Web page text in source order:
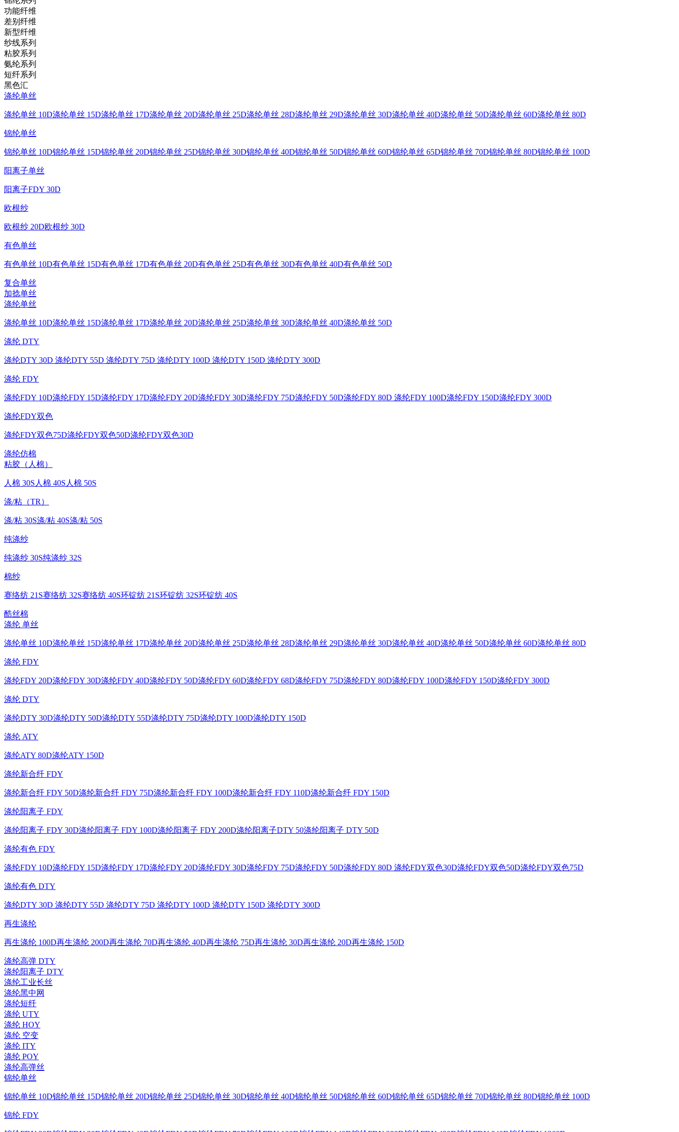
功能纤维
差别纤维
新型纤维
纱线系列
粘胶系列
氨纶系列
短纤系列
黑色汇
涤纶单丝
涤纶单丝 10D涤纶单丝 15D涤纶单丝 17D涤纶单丝 20D涤纶单丝 25D涤纶单丝 28D涤纶单丝 29D涤纶单丝 30D涤纶单丝 40D涤纶单丝 50D涤纶单丝 60D涤纶单丝 80D
锦纶单丝
锦纶单丝 10D锦纶单丝 15D锦纶单丝 20D锦纶单丝 25D锦纶单丝 30D锦纶单丝 40D锦纶单丝 50D锦纶单丝 60D锦纶单丝 65D锦纶单丝 70D锦纶单丝 80D锦纶单丝 100D
阳离子单丝
阳离子FDY 30D
欧根纱
欧根纱 20D欧根纱 30D
有色单丝
有色单丝 10D有色单丝 15D有色单丝 17D有色单丝 20D有色单丝 25D有色单丝 30D有色单丝 40D有色单丝 50D
复合单丝
加捻单丝
涤纶单丝
涤纶单丝 10D涤纶单丝 15D涤纶单丝 17D涤纶单丝 20D涤纶单丝 25D涤纶单丝 30D涤纶单丝 40D涤纶单丝 50D
涤纶 DTY
涤纶DTY 30D 涤纶DTY 55D 涤纶DTY 75D 涤纶DTY 100D 涤纶DTY 150D 涤纶DTY 300D
涤纶 FDY
涤纶FDY 10D涤纶FDY 15D涤纶FDY 17D涤纶FDY 20D涤纶FDY 30D涤纶FDY 75D涤纶FDY 50D涤纶FDY 80D 涤纶FDY 100D涤纶FDY 150D涤纶FDY 300D
涤纶FDY双色
涤纶FDY双色75D涤纶FDY双色50D涤纶FDY双色30D
涤纶仿棉
粘胶（人棉）
人棉 30S 人棉 40S 人棉 50S
涤/粘（TR）
涤/粘 30S涤/粘 40S涤/粘 50S
纯涤纱
纯涤纱 30S纯涤纱 32S
棉纱
赛络纺 21S赛络纺 32S赛络纺 40S环锭纺 21S环锭纺 32S环锭纺 40S
酷丝棉
涤纶 单丝
涤纶单丝 10D涤纶单丝 15D涤纶单丝 17D涤纶单丝 20D涤纶单丝 25D涤纶单丝 28D涤纶单丝 29D涤纶单丝 30D涤纶单丝 40D涤纶单丝 50D涤纶单丝 60D涤纶单丝 80D
涤纶 FDY
涤纶FDY 20D涤纶FDY 30D涤纶FDY 40D涤纶FDY 50D涤纶FDY 60D涤纶FDY 68D涤纶FDY 75D涤纶FDY 80D涤纶FDY 100D涤纶FDY 150D涤纶FDY 300D
涤纶 DTY
涤纶DTY 30D涤纶DTY 50D涤纶DTY 55D涤纶DTY 75D涤纶DTY 100D涤纶DTY 150D
涤纶 ATY
涤纶ATY 80D涤纶ATY 150D
涤纶新合纤 FDY
涤纶新合纤 FDY 50D涤纶新合纤 FDY 75D涤纶新合纤 FDY 100D涤纶新合纤 FDY 110D涤纶新合纤 FDY 150D
涤纶阳离子 FDY
涤纶阳离子 FDY 30D涤纶阳离子 FDY 100D涤纶阳离子 FDY 200D涤纶阳离子DTY 50涤纶阳离子 DTY 50D
涤纶有色 FDY
涤纶FDY 10D涤纶FDY 15D涤纶FDY 17D涤纶FDY 20D涤纶FDY 30D涤纶FDY 75D涤纶FDY 50D涤纶FDY 80D 涤纶FDY双色30D涤纶FDY双色50D涤纶FDY双色75D
涤纶有色 DTY
涤纶DTY 30D 涤纶DTY 55D 涤纶DTY 75D 涤纶DTY 100D 涤纶DTY 150D 涤纶DTY 300D
再生涤纶
再生涤纶 100D再生涤纶 200D再生涤纶 70D再生涤纶 40D再生涤纶 75D再生涤纶 30D再生涤纶 20D再生涤纶 150D
涤纶高弹 DTY
涤纶阳离子 DTY
涤纶工业长丝
涤纶黑中网
涤纶短纤
涤纶 UTY
涤纶 HOY
涤纶 空变
涤纶 ITY
涤纶 POY
涤纶高弹丝
锦纶单丝
锦纶单丝 10D锦纶单丝 15D锦纶单丝 20D锦纶单丝 25D锦纶单丝 30D锦纶单丝 40D锦纶单丝 50D锦纶单丝 60D锦纶单丝 65D锦纶单丝 70D锦纶单丝 80D锦纶单丝 100D
锦纶 FDY